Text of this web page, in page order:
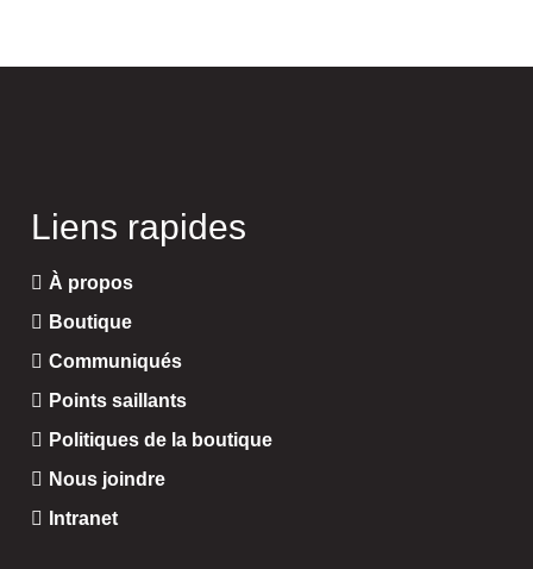
Liens rapides
À propos
Boutique
Communiqués
Points saillants
Politiques de la boutique
Nous joindre
Intranet